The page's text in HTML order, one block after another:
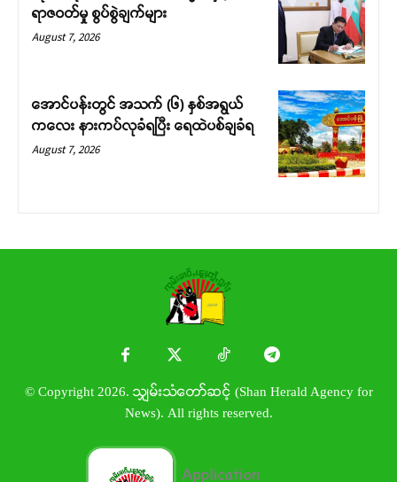
ရာဇဝတ်မှု စွပ်စွဲချက်များ
August 7, 2026
အောင်ပန်းတွင် အသက် (၆) နှစ်အရွယ်
ကလေး နားကပ်လုခံရပြီး ရေထဲပစ်ချခံရ
August 7, 2026
© Copyright 2026. သျှမ်းသံတော်ဆင့် (Shan Herald Agency for
News). All rights reserved.